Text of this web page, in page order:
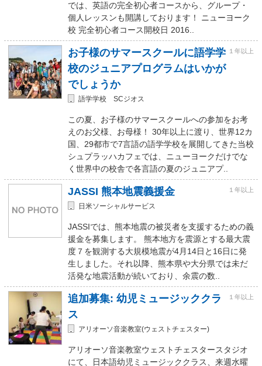
では、英語の完全初心者コースから、グループ・
個人レッスンも開講しております！ ニューヨーク
校 完全初心者コース開校日 2016..
お子様のサマースクールに語学学
校のジュニアプログラムはいかが
でしょうか
１年以上
語学学校 SCジオス
この夏、お子様のサマースクールへの参加をお考
えのお父様、お母様！ 30年以上に渡り、世界12カ
国、29都市で7言語の語学学校を展開してきた当校
シュプラッハカフェでは、ニューヨークだけでな
く世界中の校舎で各言語の夏のジュニアプ..
JASSI 熊本地震義援金 １年以上
日米ソーシャルサービス
JASSIでは、熊本地震の被災者を支援するための義
援金を募集します。 熊本地方を震源とする最大震
度７を観測する大規模地震が4月14日と16日に発
生しました。それ以降、熊本県や大分県では未だ
活発な地震活動が続いており、余震の数..
追加募集: 幼児ミュージッククラ
ス
１年以上
アリオーソ音楽教室(ウェストチェスター)
アリオーソ音楽教室ウェストチェスタースタジオ
にて、日本語幼児ミュージッククラス、来週水曜